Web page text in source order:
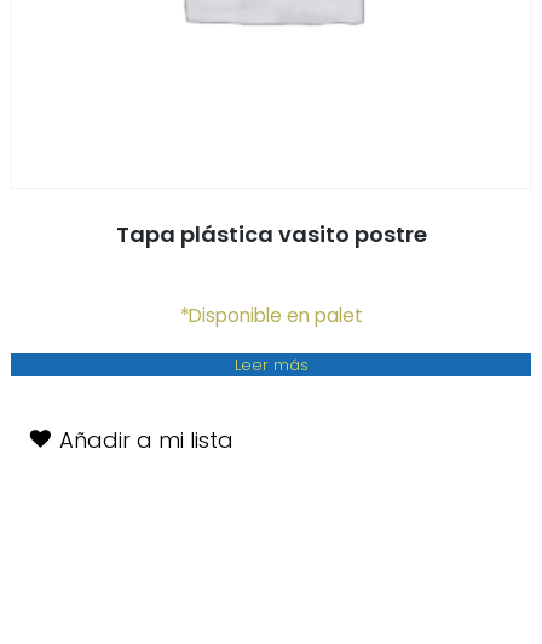
Tapa plástica vasito postre
*Disponible en palet
Leer más
Añadir a mi lista